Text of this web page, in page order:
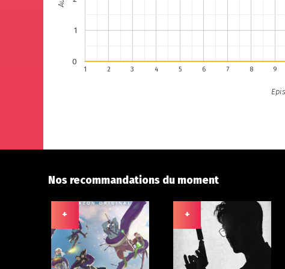
1 2 3 4 5 6 7 8 9
0
1
Nos recommandations du moment
+ +